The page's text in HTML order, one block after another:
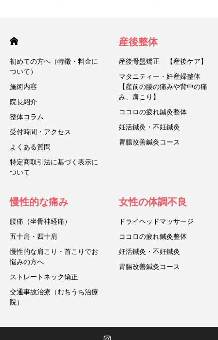
初めての方へ（特徴・料金に
ついて）
施術内容
院長紹介
整体コラム
受付時間・アクセス
よくある質問
特定商取引法に基づく表示に
ついて
産後整体
産後骨盤矯正 【産後ケア】
マタニティー・妊産婦整体
【産前の腰の痛みや背中の痛
み、肩こり】
ココロの疲れ鍼灸整体
妊活鍼灸・不妊鍼灸
胃腸改善鍼灸コース
慢性的な痛み
腰痛（坐骨神経痛）
五十肩・四十肩
慢性的な肩こり・首こりでお
悩みの方へ
ストレートネック矯正
交通事故治療（むちうち治療
院）
女性の体調不良
ドライヘッドマッサージ
ココロの疲れ鍼灸整体
妊活鍼灸・不妊鍼灸
胃腸改善鍼灸コース